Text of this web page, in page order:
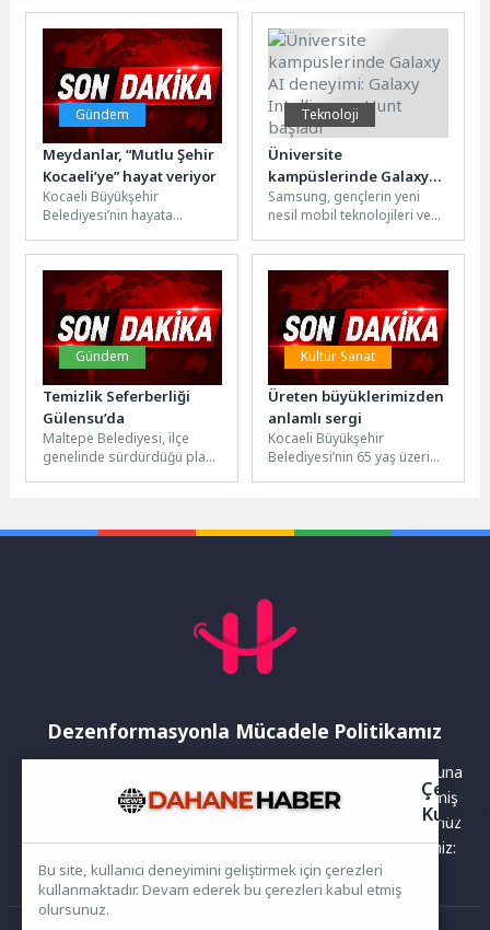
sahilleri arasında yer alan
Ulupınar Mahallesi'ndeki...
tarafından düzenlenen HPV
ve Kadın Sağlığında
Farkındalık Eğitimi’nde...
Gündem
Meydanlar, “Mutlu Şehir
Kocaeli’ye” hayat veriyor
Kocaeli Büyükşehir
Belediyesi’nin hayata
bahçeleri ve doğal yaşam
alanları, yalnızca dinlenme
noktaları...
Teknoloji
Üniversite
kampüslerinde Galaxy
AI deneyimi: Galaxy
Intelligence Hunt
başladı
Samsung, gençlerin yeni
nesil mobil teknolojileri ve
özelliklerini deneyimleyerek
keşfetmelerini sağlamak
amacıyla...
Gündem
Temizlik Seferberliği
Gülensu’da
Maltepe Belediyesi, ilçe
genelinde sürdürdüğü planlı
Temizlik...
Kültür Sanat
Üreten büyüklerimizden
anlamlı sergi
Kocaeli Büyükşehir
Belediyesi’nin 65 yaş üzeri
Dezenformasyonla Mücadele Politikamız
Yayınlanan haberler doğruluk ilkesi gözetilerek hazırlanır. Buna
rağmen bazı içeriklerde eksik, hatalı veya güncelliğini yitirmiş
bilgiler bulunabilir.Yanlış veya yanıltıcı olduğunu düşündüğünüz
haberleri aşağıdaki iletişim kanallarından bize bildirebilirsiniz:
Çerez
Bu site, kullanıcı deneyimini geliştirmek için çerezleri
kullanmaktadır. Devam ederek bu çerezleri kabul etmiş
olursunuz.